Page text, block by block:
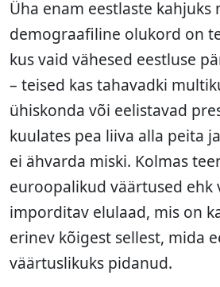
Üha enam eestlaste kahjuks
demograafiline olukord on
kus vaid vähesed eestluse
– teised kas tahavadki
ühiskonda või eelistavad
kuulates pea liiva alla peita
ei ähvarda miski. Kolmas
euroopalikud väärtused ehk
imporditav elulaad, mis on
erinev kõigest sellest, mida
väärtuslikuks pidanud.